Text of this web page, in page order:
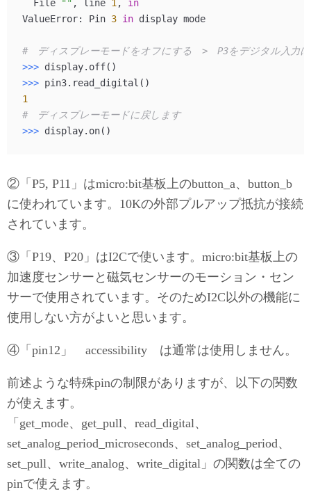
  File
"" , line 1 , in
ValueError: Pin 3 in display mode
#　ディスプレーモードをオフにする　>　P3をデジタル入力
>>>
>>>
1
#　ディスプレーモードに戻します
>>>
②「P5, P11」はmicro:bit基板上のbutton_a、button_b
に使われています。10Kの外部プルアップ抵抗が接続
されています。
③「P19、P20」はI2Cで使います。micro:bit基板上の
加速度センサーと磁気センサーのモーション・セン
サーで使用されています。そのためI2C以外の機能に
使用しない方がよいと思います。
④「pin12」 accessibility は通常は使用しません。
前述ような特殊pinの制限がありますが、以下の関数
が使えます。
「get_mode、get_pull、read_digital、
set_analog_period_microseconds、set_analog_period、
set_pull、write_analog、write_digital」の関数は全ての
pinで使えます。